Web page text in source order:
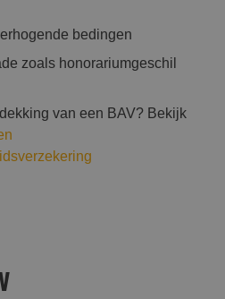
bedingen
zoals honorariumgeschil
van een BAV? Bekijk